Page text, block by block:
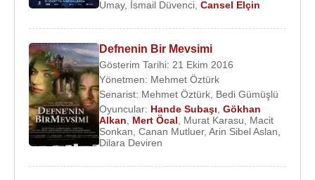
2006 - Kuşdili
2007-2009 - Elveda Rumeli
2009 - Gelecekten Bir Gün
2009 - Güneşi Gördüm
2010 - Elde Var Hayat
2011 - Anadolu Kartalları
Umay, İsmail Düvenci Cansel Elçin
Defnenin Bir Mevsimi
Gösterim Tarihi: 21 Ekim 2016
Yönetmen: Mehmet Öztürk
Senarist: Mehmet Öztürk Bedi Gümüşlü
Oyuncular: Hande Subaşı Gökhan
Alkan
Mert Öcal Murat Karasu
Macit
Sonkan Canan Mutluer, Arin Sibel Aslan
Dilara Deviren